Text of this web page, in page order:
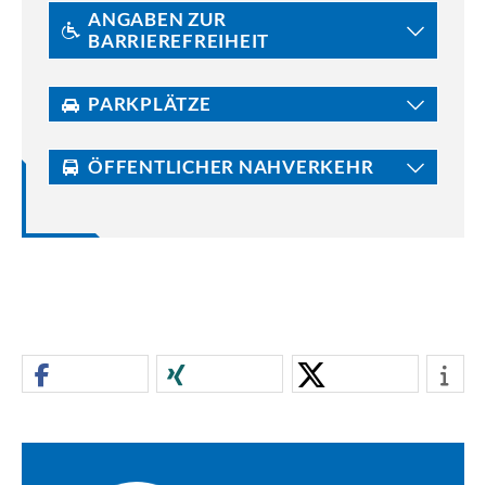
ÖFFENTLICHER NAHVERKEHR
PARKPLÄTZE
ANGABEN ZUR
BARRIEREFREIHEIT